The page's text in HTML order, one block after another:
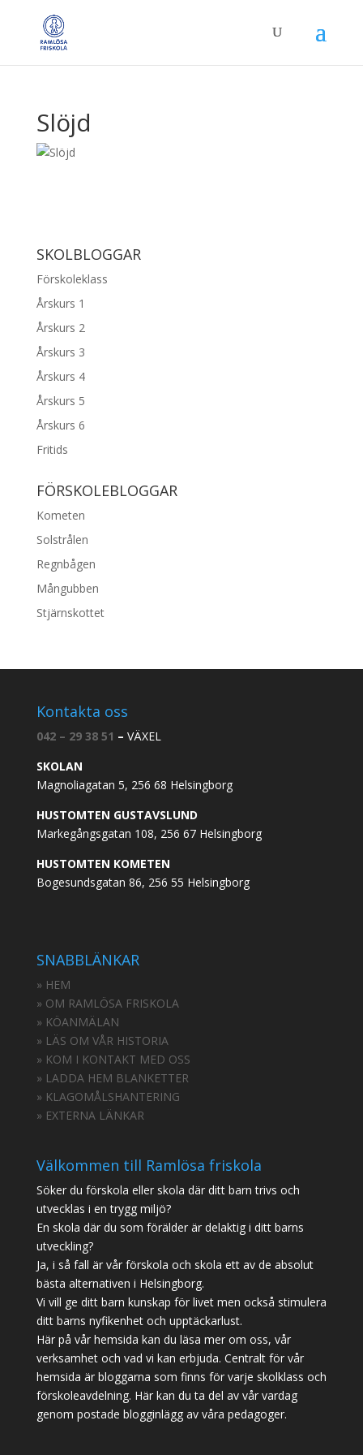
Slöjd
SKOLBLOGGAR
Förskoleklass
Årskurs 1
Årskurs 2
Årskurs 3
Årskurs 4
Årskurs 5
Årskurs 6
Fritids
FÖRSKOLEBLOGGAR
Kometen
Solstrålen
Regnbågen
Mångubben
Stjärnskottet
Kontakta oss
042 – 29 38 51 – VÄXEL
SKOLAN
Magnoliagatan 5, 256 68 Helsingborg
HUSTOMTEN GUSTAVSLUND
Markegångsgatan 108, 256 67 Helsingborg
HUSTOMTEN KOMETEN
Bogesundsgatan 86, 256 55 Helsingborg
SNABBLÄNKAR
» HEM
» OM RAMLÖSA FRISKOLA
» KÖANMÄLAN
» LÄS OM VÅR HISTORIA
» KOM I KONTAKT MED OSS
» LADDA HEM BLANKETTER
» KLAGOMÅLSHANTERING
» EXTERNA LÄNKAR
Välkommen till Ramlösa friskola
Söker du förskola eller skola där ditt barn trivs och
utvecklas i en trygg miljö?
En skola där du som förälder är delaktig i ditt barns
utveckling?
Ja, i så fall är vår förskola och skola ett av de absolut
bästa alternativen i Helsingborg.
Vi vill ge ditt barn kunskap för livet men också stimulera
ditt barns nyfikenhet och upptäckarlust.
Här på vår hemsida kan du läsa mer om oss, vår
verksamhet och vad vi kan erbjuda. Centralt för vår
hemsida är bloggarna som finns för varje skolklass och
förskoleavdelning. Här kan du ta del av vår vardag
genom postade blogginlägg av våra pedagoger.